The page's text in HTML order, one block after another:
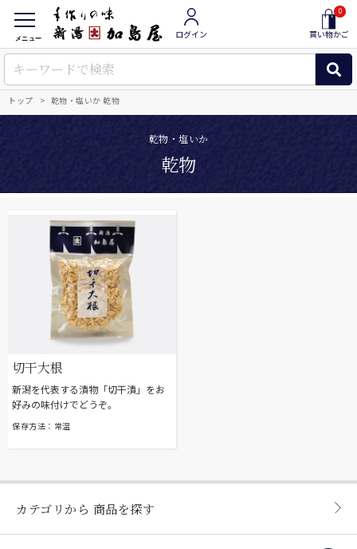
メニュー ログイン
0
買い物かご
トップ 乾物・塩いか 乾物
乾物・塩いか
乾物
切干大根
新潟を代表する漬物「切干漬」をお
好みの味付けでどうぞ。
保存方法：常温
カテゴリから 商品を探す